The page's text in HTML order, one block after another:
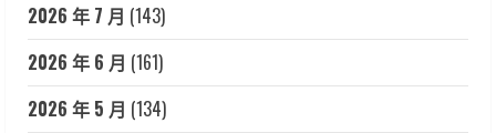
2026 年 7 月 (143)
2026 年 6 月 (161)
2026 年 5 月 (134)